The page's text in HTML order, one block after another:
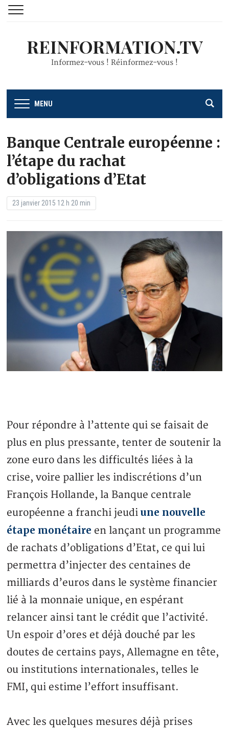
REINFORMATION.TV
Informez-vous ! Réinformez-vous !
MENU
Banque Centrale européenne :
l’étape du rachat
d’obligations d’Etat
23 janvier 2015 12 h 20 min
Pour répondre à l’attente qui se faisait de
plus en plus pressante, tenter de soutenir la
zone euro dans les difficultés liées à la
crise, voire pallier les indiscrétions d’un
François Hollande, la Banque centrale
européenne a franchi jeudiune nouvelle
étape monétaire en lançant un programme
de rachats d’obligations d’Etat, ce qui lui
permettra d’injecter des centaines de
milliards d’euros dans le système financier
lié à la monnaie unique, en espérant
relancer ainsi tant le crédit que l’activité.
Un espoir d’ores et déjà douché par les
doutes de certains pays, Allemagne en tête,
ou institutions internationales, telles le
FMI, qui estime l’effort insuffisant.
Avec les quelques mesures déjà prises